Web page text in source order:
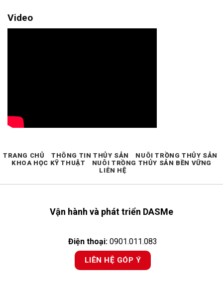
Video
Vận hành và phát triển DASMe
Điện thoại: 0901.011.083
LIÊN HỆ GÓP Ý
TRANG CHỦ THÔNG TIN THỦY SẢN
NUÔI TRỒNG THỦY SẢN
KHOA HỌC KỸ THUẬT
NUÔI TRỒNG THỦY SẢN BỀN VỮNG
LIÊN HỆ